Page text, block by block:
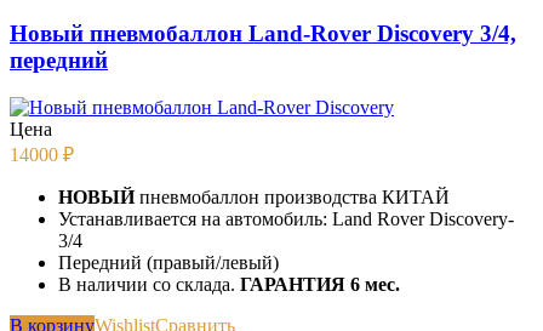
Новый пневмобаллон Land-Rover Discovery 3/4,
передний
Цена
14000 ₽
НОВЫЙпневмобаллон производства КИТАЙ
Устанавливается на автомобиль: Land Rover Discovery-
3/4
Передний (правый/левый)
В наличии со склада. ГАРАНТИЯ 6 мес.
В корзинуWishlistСравнить